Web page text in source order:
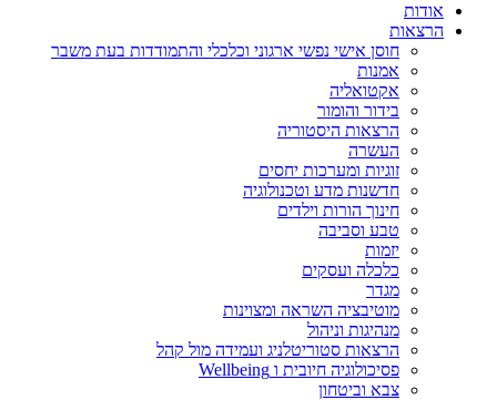
אודות
הרצאות
חוסן אישי נפשי ארגוני וכלכלי והתמודדות בעת משבר
אמנות
אקטואליה
בידור והומור
הרצאות היסטוריה
העשרה
זוגיות ומערכות יחסים
חדשנות מדע וטכנולוגיה
חינוך הורות וילדים
טבע וסביבה
יזמות
כלכלה ועסקים
מגדר
מוטיבציה השראה ומצוינות
מנהיגות וניהול
הרצאות סטוריטלניג ועמידה מול קהל
פסיכולוגיה חיובית ו Wellbeing
צבא וביטחון